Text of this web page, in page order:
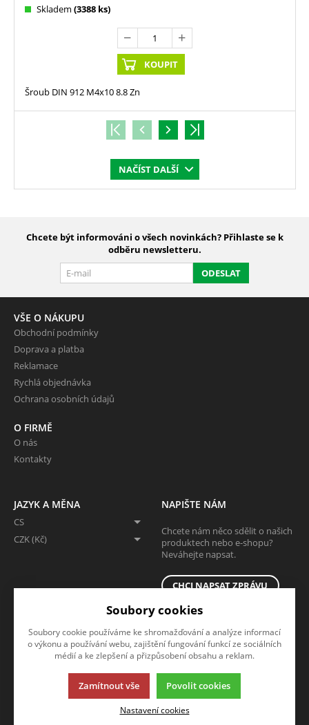
Skladem (3388 ks)
KOUPIT
Šroub DIN 912 M4x10 8.8 Zn
NAČÍST DALŠÍ
Chcete být informováni o všech novinkách? Přihlaste se k
odběru newsletteru.
ODESLAT
VŠE O NÁKUPU
Obchodní podmínky
Doprava a platba
Reklamace
Rychlá objednávka
Ochrana osobních údajů
O FIRMĚ
O nás
Kontakty
JAZYK A MĚNA
CS
CZK (Kč)
NAPIŠTE NÁM
Chcete nám něco sdělit o našich
produktech nebo e-shopu?
Neváhejte napsat.
CHCI NAPSAT ZPRÁVU
Tato stránka používá soubory cookies. Klikněte pro více informací.
Soubory cookies
Soubory cookie používáme ke shromažďování a analýze informací
o výkonu a používání webu, zajištění fungování funkcí ze sociálních
médií a ke zlepšení a přizpůsobení obsahu a reklam.
Zamítnout vše Povolit cookies
Nastavení cookies